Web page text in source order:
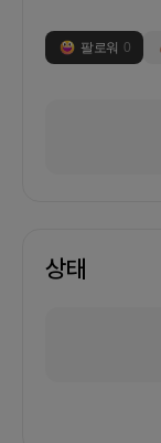
팔로워 0
상태